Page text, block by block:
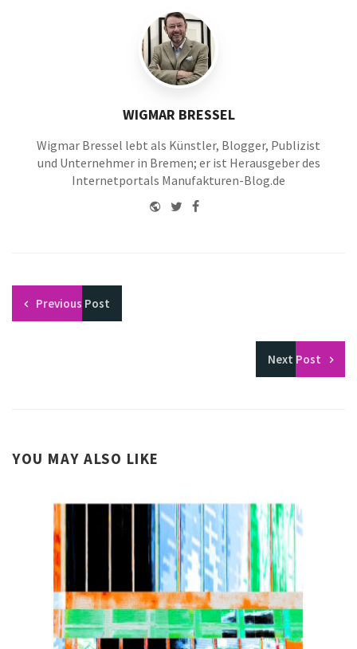
WIGMAR BRESSEL
Wigmar Bressel lebt als Künstler, Blogger, Publizist
und Unternehmer in Bremen; er ist Herausgeber des
Internetportals Manufakturen-Blog.de
WebsiteTwitterFacebook
Previous Post
Next Post
YOU MAY ALSO LIKE